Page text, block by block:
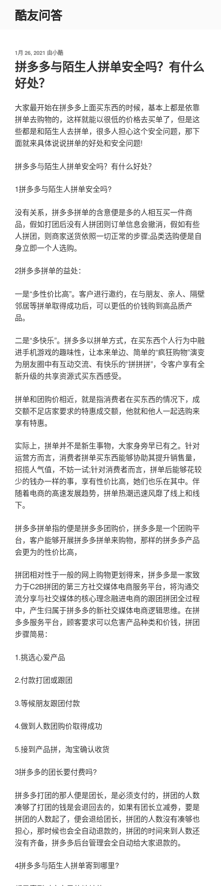
酷友问答
发
布
于
1月 26, 2021 由小酷
拼多多与陌生人拼单安全吗？有什么
好处？
大家最开始在拼多多上面买东西的时候，基本上都是依靠
拼单去购物的，这样就能以很低的价格去买单了，但是这
些都是和陌生人去拼单，很多人担心这个安全问题，那下
面就来具体说说拼单的好处和安全问题!
拼多多与陌生人拼单安全吗？有什么好处？
1拼多多与陌生人拼单安全吗?
没有关系，拼多多拼单的含意便是多的人相互买一件商
品，假如打团后没有人拼团则订单信息会撤消，假如有些
人拼团，则商家送货依照一切正常的步骤;品类选购便是自
身立即一个人选购。
2拼多多拼单的益处：
一是“多性价比高”。客户进行邀约，在与朋友、亲人、隔壁
邻居等拼单取得成功后，可以更低的价钱购到高品质产
品。
二是“多快乐”。拼多多以拼单方式，在买东西个人行为中融
进手机游戏的趣味性，让本来单边、简单的“疯狂购物”演变
为朋友圈中有互动交流、有快乐的“拼拼拼”，令客户享有全
新升级的共享资源式买东西感受。
拼单和团购价相近，就是指消费者在买东西的情况下，成
交额不足店家要求的特惠成交额，他就和他人一起选购来
享有特惠。
实际上，拼单并不是新生事物，大家身旁早已有之。针对
运营方而言，消费者拼单买东西能够协助其提升销售量，
招揽人气值，不妨一试;针对消费者而言，拼单后能够花较
少的钱办一样的事，享有性价比高，她们也乐在其中。伴
随着电商的髙速发展趋势，拼单热潮迅速风靡了线上和线
下。
拼多多拼单指的便是拼多多团购价，拼多多是一个团购平
台，客户能够开展拼多多拼单来购物，那样的拼多多产品
会更为的性价比高，
拼团相对性于一般的网上购物更划得来，拼多多是一家致
力于C2B拼团的第三方社交媒体电商服务平台，将沟通交
流分享与社交媒体的核心理念融进电商的跟团拼团全过程
中，产生归属于拼多多的新社交媒体电商逻辑思维。在拼
多多服务平台，顾客要求可以危害产品种类和价钱，拼团
步骤简易：
1.挑选心爱产品
2.付款打团或跟团
3.等候朋友跟团付款
4.做到人数团购价取得成功
5.接到产品拼，淘宝确认收货
3拼多多的团长要付费吗?
拼多多打团的那人便是团长，是必须支付的，拼团的人数
凑够了打团的钱是会退回去的，如果有团长立减劵，要是
拼团的人数起了，便会退给团长，拼团的人数沒有凑够也
担心，那时候也会全自动退款的，拼团的时间来到人数还
沒有齐备，拼多多后台管理会全自动给大家退款的。
4拼多多与陌生人拼单寄到哪里?